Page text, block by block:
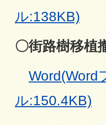
ル:138KB)
〇街路樹移植
Word(Word
ル:150.4KB)